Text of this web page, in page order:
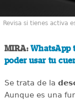
Revisa si tienes activa
MIRA:WhatsApp
poder usar tu
Se trata de la
Aunque es una